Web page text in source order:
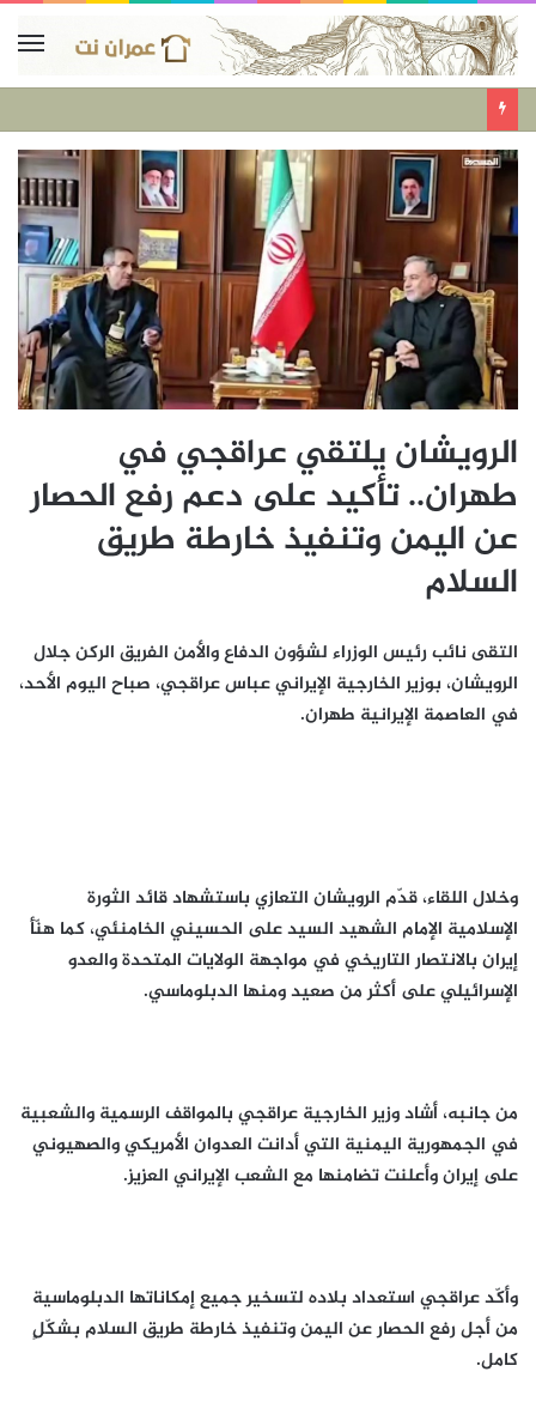
الرويشان يلتقي عراقجي في
طهران.. تأكيد على دعم رفع الحصار
عن اليمن وتنفيذ خارطة طريق
السلام
التقى نائب رئيس الوزراء لشؤون الدفاع والأمن الفريق الركن جلال
الرويشان، بوزير الخارجية الإيراني عباس عراقجي، صباح اليوم الأحد،
في العاصمة الإيرانية طهران.
وخلال اللقاء، قدّم الرويشان التعازي باستشهاد قائد الثورة
الإسلامية الإمام الشهيد السيد على الحسيني الخامنئي، كما هنّأ
إيران بالانتصار التاريخي في مواجهة الولايات المتحدة والعدو
الإسرائيلي على أكثر من صعيد ومنها الدبلوماسي.
من جانبه، أشاد وزير الخارجية عراقجي بالمواقف الرسمية والشعبية
في الجمهورية اليمنية التي أدانت العدوان الأمريكي والصهيوني
على إيران وأعلنت تضامنها مع الشعب الإيراني العزيز.
وأكّد عراقجي استعداد بلاده لتسخير جميع إمكاناتها الدبلوماسية
من أجل رفع الحصار عن اليمن وتنفيذ خارطة طريق السلام بشكّلٍ
كامل.